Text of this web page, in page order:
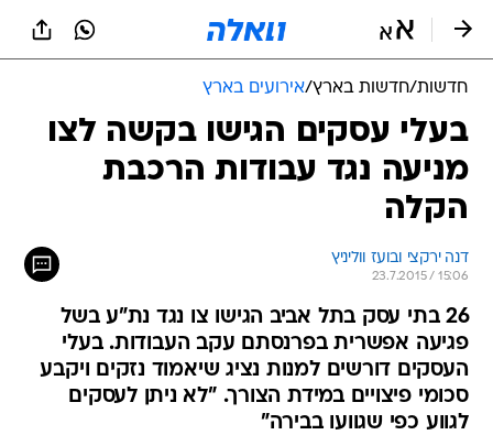
חדשות/חדשות בארץ/אירועים בארץ
בעלי עסקים הגישו בקשה לצו
מניעה נגד עבודות הרכבת
הקלה
דנה ירקצי ובועז ווליניץ
23.7.2015 / 15:06
26 בתי עסק בתל אביב הגישו צו נגד נת"ע בשל
פגיעה אפשרית בפרנסתם עקב העבודות. בעלי
העסקים דורשים למנות נציג שיאמוד נזקים ויקבע
סכומי פיצויים במידת הצורך. "לא ניתן לעסקים
לגווע כפי שגוועו בבירה"